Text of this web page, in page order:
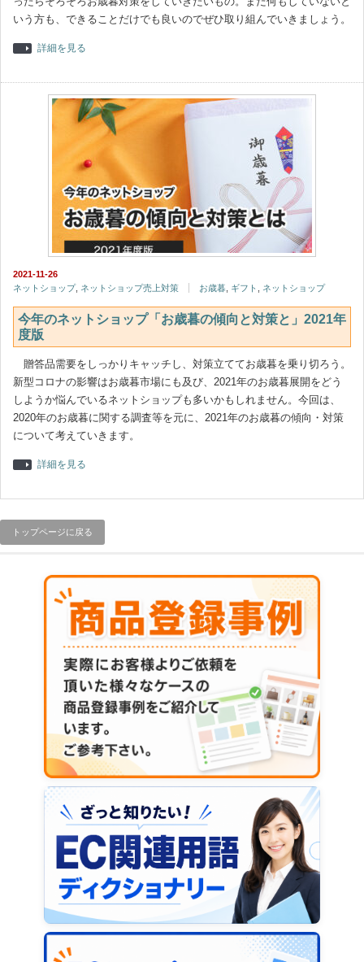
いう方も、できることだけでも良いのでぜひ取り組んでいきましょう。
詳細を見る
2021-11-26
ネットショップ, ネットショップ売上対策 お歳暮 ギフト ネットショップ
今年のネットショップ「お歳暮の傾向と対策と」2021年
度版
贈答品需要をしっかりキャッチし、対策立ててお歳暮を乗り切ろう。
新型コロナの影響はお歳暮市場にも及び、2021年のお歳暮展開をどう
しようか悩んでいるネットショップも多いかもしれません。今回は、
2020年のお歳暮に関する調査等を元に、2021年のお歳暮の傾向・対策
について考えていきます。
詳細を見る
トップページに戻る